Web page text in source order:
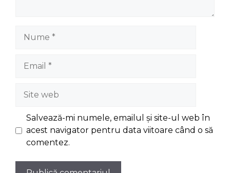
Site
web
Salvează-mi numele, emailul și site-ul web în
acest navigator pentru data viitoare când o să
comentez.